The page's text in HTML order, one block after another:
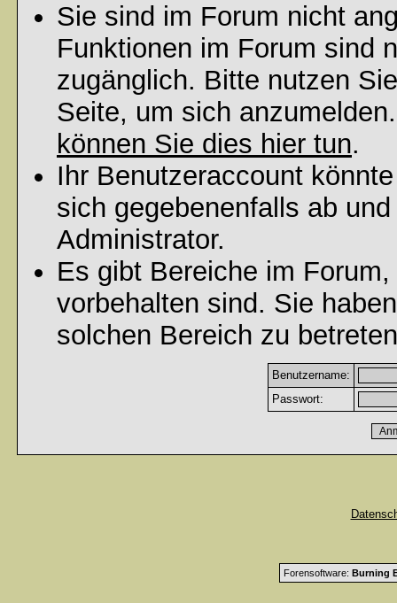
Sie sind im Forum nicht
Funktionen im Forum sind
zugänglich. Bitte nutzen
Seite, um sich
können Sie dies hier tun.
Ihr Benutzeraccount
sich gegebenenfalls ab
Administrator.
Es gibt Bereiche im
vorbehalten sind. Sie
solchen Bereich zu
Benutzername:
Passwort:
Forensoftware: Burning